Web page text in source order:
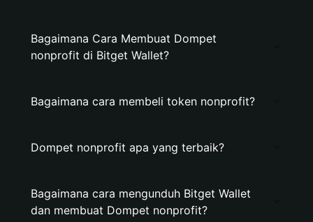
Bagaimana Cara Membuat Dompet
nonprofit di Bitget Wallet?
Bagaimana cara membeli token nonprofit?
Dompet nonprofit apa yang terbaik?
Bagaimana cara mengunduh Bitget Wallet
dan membuat Dompet nonprofit?